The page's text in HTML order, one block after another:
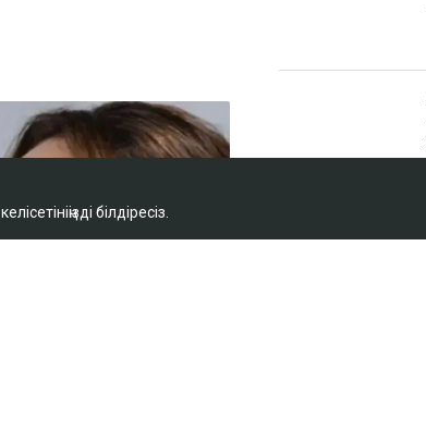
келісетініңізді білдіресіз.